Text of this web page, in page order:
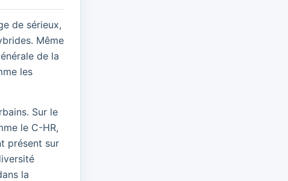
de sérieux,
Même
de la
les
Sur le
le C-HR,
présent sur
la